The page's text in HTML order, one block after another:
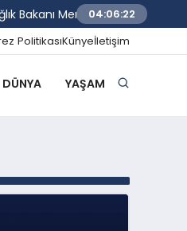
Memişoğlu Rize Şehir
04:06:23
PolitikasıKünyeİletişim
DÜNYA YAŞAM